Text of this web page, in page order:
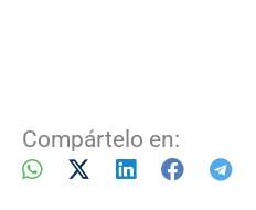
Compártelo en: